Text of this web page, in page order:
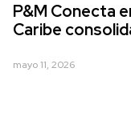
P&M Conecta
Caribe
mayo 11, 2026